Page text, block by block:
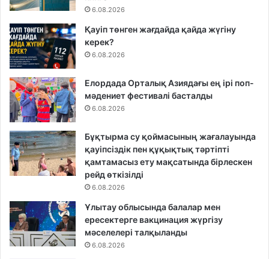
6.08.2026
Қауіп төнген жағдайда қайда жүгіну
керек?
6.08.2026
Елордада Орталық Азиядағы ең ірі поп-
мәдениет фестивалі басталды
6.08.2026
Бұқтырма су қоймасының жағалауында
қауіпсіздік пен құқықтық тәртіпті
қамтамасыз ету мақсатында бірлескен
рейд өткізілді
6.08.2026
Ұлытау облысында балалар мен
ересектерге вакцинация жүргізу
мәселелері талқыланды
6.08.2026